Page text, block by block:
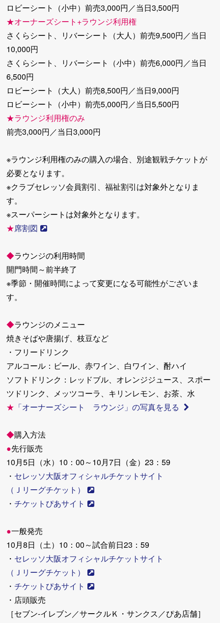
ロビーシート（小中）前売3,000円／当日3,500円
★オーナーズシート+ラウンジ利用権
さくらシート、リバーシート（大人）前売9,500円／当日
10,000円
さくらシート、リバーシート（小中）前売6,000円／当日
6,500円
ロビーシート（大人）前売8,500円／当日9,000円
ロビーシート（小中）前売5,000円／当日5,500円
★ラウンジ利用権のみ
前売3,000円／当日3,000円
※ラウンジ利用権のみの購入の場合、別途観戦チケットが
必要となります。
※クラブセレッソ会員割引、福祉割引は対象外となりま
す。
※スーパーシートは対象外となります。
★席割図
◆ラウンジの利用時間
開門時間～前半終了
※季節・開催時間によって変更になる可能性がございま
す。
◆ラウンジのメニュー
焼きそばや唐揚げ、枝豆など
・フリードリンク
アルコール：ビール、赤ワイン、白ワイン、酎ハイ
ソフトドリンク：レッドブル、オレンジジュース、スポー
ツドリンク、メッツコーラ、キリンレモン、お茶、水
★ 「オーナーズシート ラウンジ」の写真を見る
◆購入方法
●先行販売
10月5日（水）10：00～10月7日（金）23：59
・ セレッソ大阪オフィシャルチケットサイト
（Ｊリーグチケット）
・チケットぴあサイト
●一般発売
10月8日（土）10：00～試合前日23：59
・ セレッソ大阪オフィシャルチケットサイト
（Ｊリーグチケット）
・チケットぴあサイト
・店頭販売
［セブン-イレブン／サークルＫ・サンクス／ぴあ店舗］